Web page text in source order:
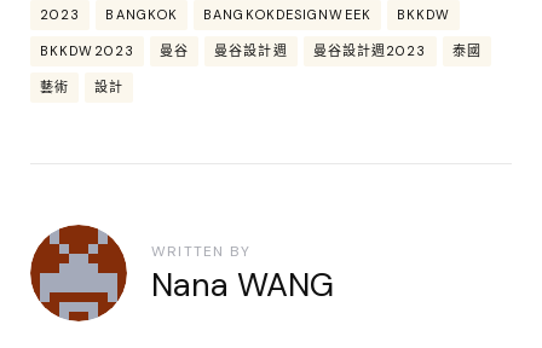
2023 BANGKOK BANGKOKDESIGNWEEK BKKDW
BKKDW2023 曼谷 曼谷設計週 曼谷設計週2023 泰國
藝術 設計
WRITTEN BY
Nana WANG